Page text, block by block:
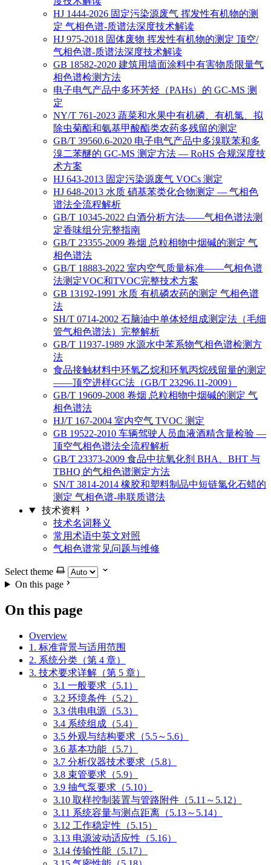
HJ 1444-2026 固定污染源废气 挥发性有机物的测
定 气相色谱-质谱法深度技术解读
HJ 975-2018 固体废物 挥发性有机物的测定 顶空/
气相色谱-质谱法深度技术解读
GB 18582-2020 建筑用墙面涂料中有害物质限量气
相色谱检测方法
电子电气产品中多环芳烃（PAHs）的 GC-MS 测
定
NY/T 761-2023 蔬菜和水果中有机磷、有机氯、拟
除虫菊酯和氨基甲酸酯类农药多残留的测定
GB/T 39560.6-2020 电子电气产品中多溴联苯和多
溴二苯醚的 GC-MS 测定方法 — RoHS 合规深度技
术方案
HJ 643-2013 固定污染源废气 VOCs 测定
HJ 648-2013 水质 硝基苯类化合物测定 — 气相色
谱法全流程解析
GB/T 10345-2022 白酒分析方法——气相色谱法测
定香味组分完整指南
GB/T 23355-2009 卷烟 总粒相物中烟碱的测定 气
相色谱法
GB/T 18883-2022 室内空气质量标准——气相色谱
法测定VOC和TVOC完整技术方案
GB 13192-1991 水质 有机磷农药的测定 气相色谱
法
SH/T 0714-2002 石脑油中单体烃组成测定法（毛细
管气相色谱法）完整解析
GB/T 11937-1989 水源水中苯系物气相色谱检测方
法
食品接触材料中环氧乙烷和环氧丙烷残留量的测定
——顶空进样GC法（GB/T 23296.11-2009）
GB/T 19609-2008 卷烟 总粒相物中烟碱的测定 气
相色谱法
HJ/T 167-2004 室内空气 TVOC 测定
GB 19522-2010 车辆驾驶人员血液酒精含量检验 —
顶空气相色谱法全流程解析
GB/T 23373-2009 食品中抗氧化剂 BHA、BHT 与
TBHQ 的气相色谱测定方法
SN/T 3814-2014 橡胶和塑料制品中短链氯化石蜡的
测定 气相色谱-串联质谱法
技术资料
技术名词释义
常用术语中英文对照
气相色谱常见问题与维修
Select theme
On this page
On this page
Overview
1. 标准背景与适用范围
2. 系统分类（第 4 章）
3. 技术要求详解（第 5 章）
3.1 一般要求（5.1）
3.2 环境条件（5.2）
3.3 供电电源（5.3）
3.4 系统组成（5.4）
3.5 外观与结构要求（5.5～5.6）
3.6 基本功能（5.7）
3.7 分析仪器技术要求（5.8）
3.8 束管要求（5.9）
3.9 抽气泵要求（5.10）
3.10 取样控制装置与管路附件（5.11～5.12）
3.11 系统容量与测点距离（5.13～5.14）
3.12 工作稳定性（5.15）
3.13 电源波动适应性（5.16）
3.14 传输性能（5.17）